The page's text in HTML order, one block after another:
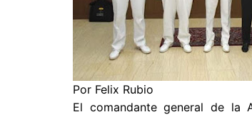
Por Felix Rubio
El comandante general de la